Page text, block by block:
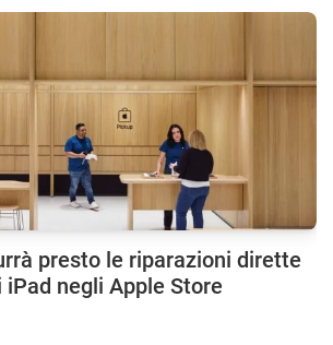
presto le riparazioni dirette
iPad negli Apple Store